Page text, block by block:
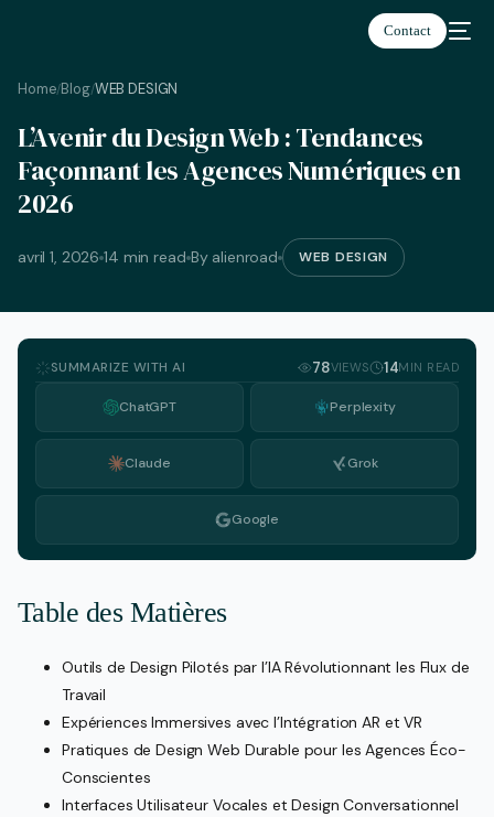
Contact
Home/Blog/WEB DESIGN
L’Avenir du Design Web : Tendances
Façonnant les Agences Numériques en
2026
avril 1, 2026 14 min read By alienroad WEB DESIGN
SUMMARIZE WITH AI 78VIEWS 14MIN READ
ChatGPT Perplexity
Claude Grok
Google
Table des Matières
Outils de Design Pilotés par l’IA Révolutionnant les Flux de
Travail
Expériences Immersives avec l’Intégration AR et VR
Pratiques de Design Web Durable pour les Agences Éco-
Conscientes
Interfaces Utilisateur Vocales et Design Conversationnel
Français